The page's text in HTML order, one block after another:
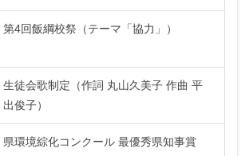
第4回飯綱校祭（テーマ「協力」）
生徒会歌制定（作詞 丸山久美子 作曲 平
出俊子）
県環境綜化コンクール 最優秀県知事賞